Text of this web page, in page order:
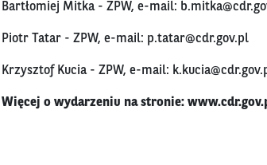
Bartłomiej Mitka - ZPW, e-mail:
Piotr Tatar - ZPW, e-mail: p.tatar@cdr.gov.pl
Krzysztof Kucia - ZPW, e-mail:
Więcej o wydarzeniu na stronie: